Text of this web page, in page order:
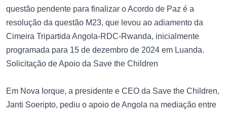
questão pendente para finalizar o Acordo de Paz é a
resolução da questão M23, que levou ao adiamento da
Cimeira Tripartida Angola-RDC-Rwanda, inicialmente
programada para 15 de dezembro de 2024 em Luanda.
Solicitação de Apoio da Save the Children
Em Nova Iorque, a presidente e CEO da Save the Children,
Janti Soeripto, pediu o apoio de Angola na mediação entre